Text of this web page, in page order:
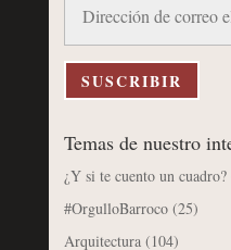
correo
electrónico
SUSCRIBIR
Temas de nuestro
¿Y si te cuento un cuadro?
#OrgulloBarroco(25)
Arquitectura(104)